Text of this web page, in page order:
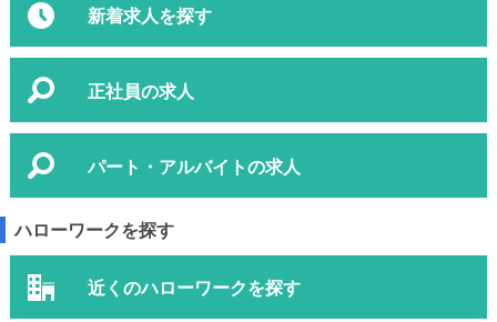
新着求人を探す
正社員の求人
パート・アルバイトの求人
ハローワークを探す
近くのハローワークを探す